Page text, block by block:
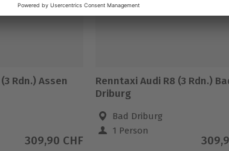
Rdn.) Assen
309,90 CHF
Renntaxi Audi R8 (3 Rdn.)
Driburg
Bad Driburg
1 Person